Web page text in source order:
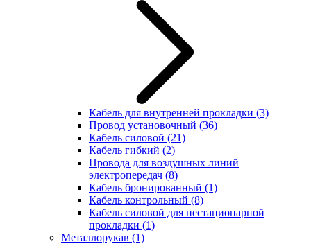
Кабель для внутренней прокладки (3)
Провод установочный (36)
Кабель силовой (21)
Кабель гибкий (2)
Провода для воздушных линий
электропередач (8)
Кабель бронированный (1)
Кабель контрольный (8)
Кабель силовой для нестационарной
прокладки (1)
Металлорукав (1)